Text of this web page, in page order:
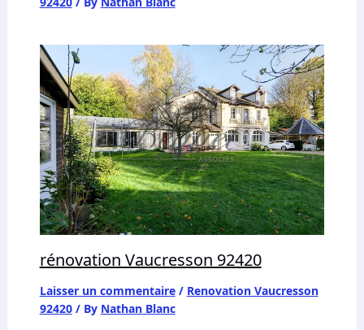
rénovation Vaucresson 92420
Laisser un commentaire / Renovation Vaucresson
92420/ By Nathan Blanc